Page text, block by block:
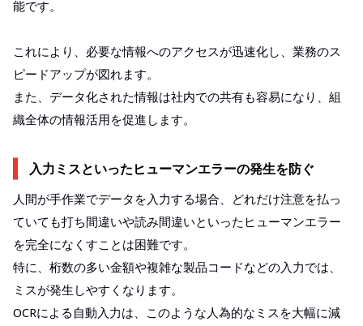
能です。
これにより、必要な情報へのアクセスが迅速化し、業務のス
ピードアップが図れます。
また、データ化された情報は社内での共有も容易になり、組
織全体の情報活用を促進します。
入力ミスといったヒューマンエラーの発生を防ぐ
人間が手作業でデータを入力する場合、どれだけ注意を払っ
ていても打ち間違いや読み間違いといったヒューマンエラー
を完全になくすことは困難です。
特に、桁数の多い金額や複雑な製品コードなどの入力では、
ミスが発生しやすくなります。
OCRによる自動入力は、このような人為的なミスを大幅に減